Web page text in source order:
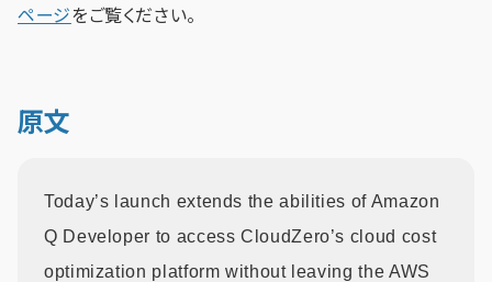
ページをご覧ください。
原文
Today’s launch extends the abilities of Amazon
Q Developer to access CloudZero’s cloud cost
optimization platform without leaving the AWS